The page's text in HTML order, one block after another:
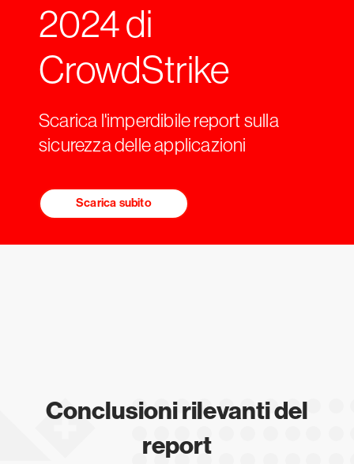
2024 di
CrowdStrike
Scarica l'imperdibile report sulla
sicurezza delle applicazioni
Scarica subito
Conclusioni rilevanti del
report